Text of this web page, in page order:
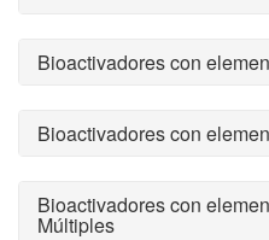
Bioactivadores con
Bioactivadores con
Bioactivadores con
Múltiples